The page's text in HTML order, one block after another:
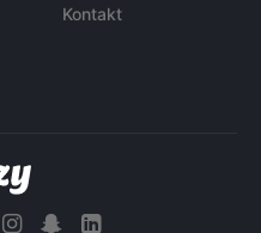
Kontakt